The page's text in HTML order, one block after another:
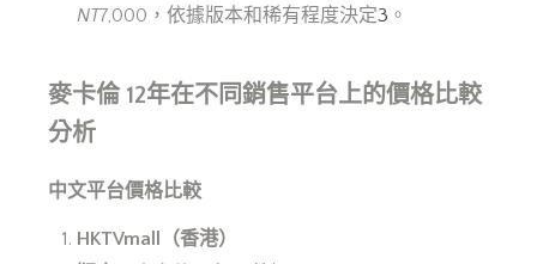
NT7,000，依據版本和稀有程度決定3 。
麥卡倫 12年在不同銷售平台上的價格比較
分析
中文平台價格比較
HKTVmall
（香港）